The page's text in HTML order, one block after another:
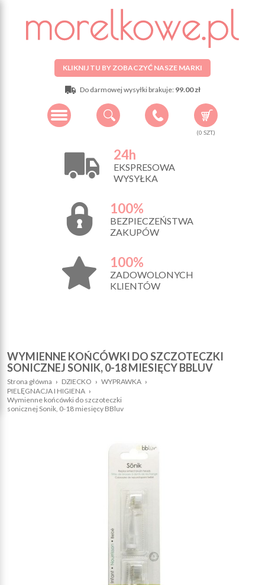
KLIKNIJ TU BY ZOBACZYĆ NASZE MARKI
Do darmowej wysyłki brakuje: 99.00 zł
(0 SZT.)
24h
EKSPRESOWA
WYSYŁKA
100%
BEZPIECZEŃSTWA
ZAKUPÓW
100%
ZADOWOLONYCH
KLIENTÓW
WYMIENNE KOŃCÓWKI DO SZCZOTECZKI
SONICZNEJ SONIK, 0-18 MIESIĘCY BBLUV
Strona główna › DZIECKO › WYPRAWKA ›
PIELĘGNACJA I HIGIENA ›
Wymienne końcówki do szczoteczki
sonicznej Sonik, 0-18 miesięcy BBluv